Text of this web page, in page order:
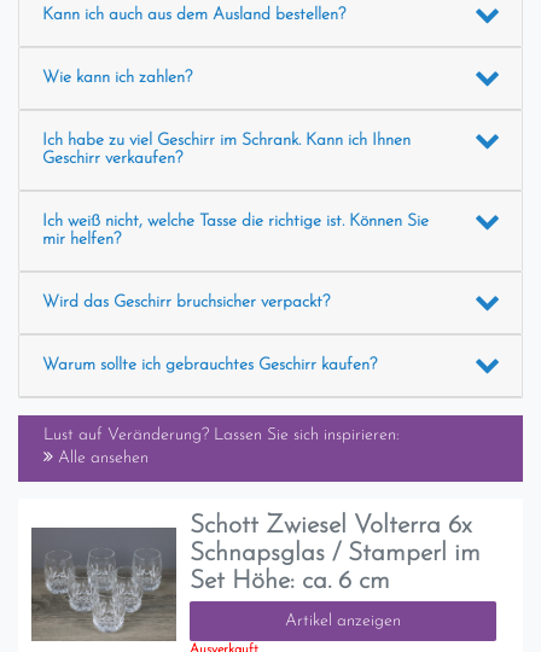
Kann ich auch aus dem Ausland bestellen?
Wie kann ich zahlen?
Ich habe zu viel Geschirr im Schrank. Kann ich Ihnen
Geschirr verkaufen?
Ich weiß nicht, welche Tasse die richtige ist. Können Sie
mir helfen?
Wird das Geschirr bruchsicher verpackt?
Warum sollte ich gebrauchtes Geschirr kaufen?
Lust auf Veränderung? Lassen Sie sich inspirieren:
Alle ansehen
Schott Zwiesel Volterra 6x
Schnapsglas / Stamperl im
Set Höhe: ca. 6 cm
Artikel anzeigen